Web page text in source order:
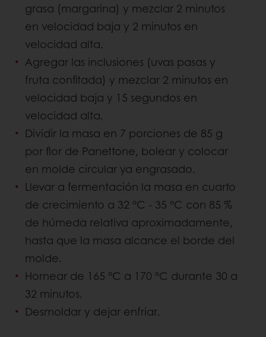
grasa (margarina) y mezclar 2 minutos
en velocidad baja y 2 minutos en
velocidad alta.
Agregar las inclusiones (uvas pasas y
fruta confitada) y mezclar 2 minutos en
velocidad baja y 15 segundos en
velocidad alta.
Dividir la masa en 7 porciones de 85 g
por flor de Panettone, bolear y colocar
en molde circular ya engrasado.
Llevar a fermentación la masa en cuarto
de crecimiento a 32 °C - 35 °C con 85 %
de húmeda relativa aproximadamente,
hasta que la masa alcance el borde del
molde.
Hornear de 165 °C a 170 °C durante 30 a
32 minutos.
Desmoldar y dejar enfriar.